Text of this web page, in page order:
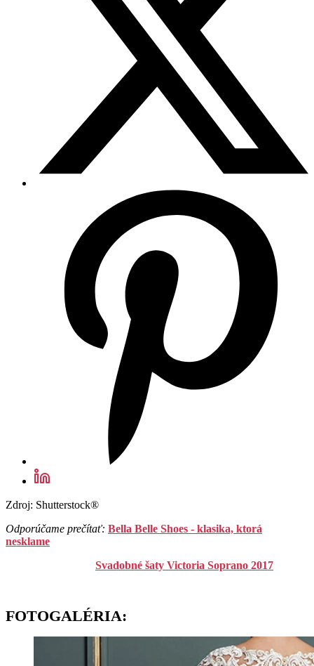
Zdroj: Shutterstock®
Odporúčame prečítať: Bella Belle Shoes - klasika, ktorá
nesklame
Svadobné šaty Victoria Soprano 2017
FOTOGALÉRIA: